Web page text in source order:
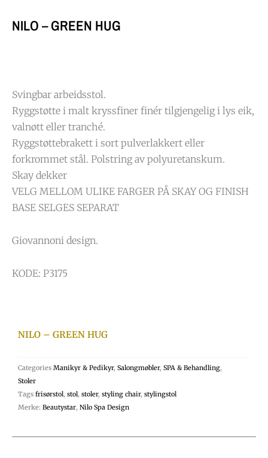
NILO – GREEN HUG
Svingbar arbeidsstol.
Ryggstøtte i malt kryssfiner finér tilgjengelig i lys eik,
valnøtt eller tranché.
Ryggstøttebrakett i sort pulverlakkert eller
forkrommet stål. Polstring av polyuretanskum.
Skay dekker
VELG MELLOM ULIKE FARGER PÅ SKAY OG FINISH
BASE SELGES SEPARAT
Giovannoni design.
KODE: P3175
NILO – GREEN HUG
Categories Manikyr & Pedikyr, Salongmøbler, SPA & Behandling,
Stoler
Tags frisørstol, stol, stoler, styling chair, stylingstol
Merke: Beautystar, Nilo Spa Design